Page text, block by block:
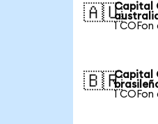
🇦🇺Capital
1
🇧🇷Capital
1 COFon